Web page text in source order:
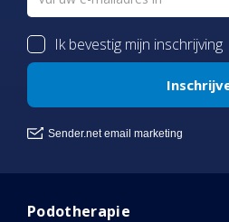
Podotherapie